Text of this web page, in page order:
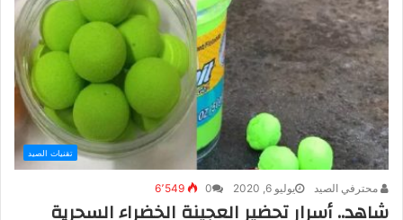
تقنيات الصيد
محترفي الصيد يوليو 6, 2020 0 6٬549
شاهد.. أسرار تحضير العجينة الخضراء السحرية